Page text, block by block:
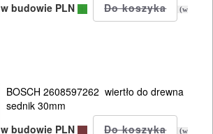
w budowie PLN
(w
BOSCH 2608597262 wiertło do drewna
sednik 30mm
w budowie PLN
(w